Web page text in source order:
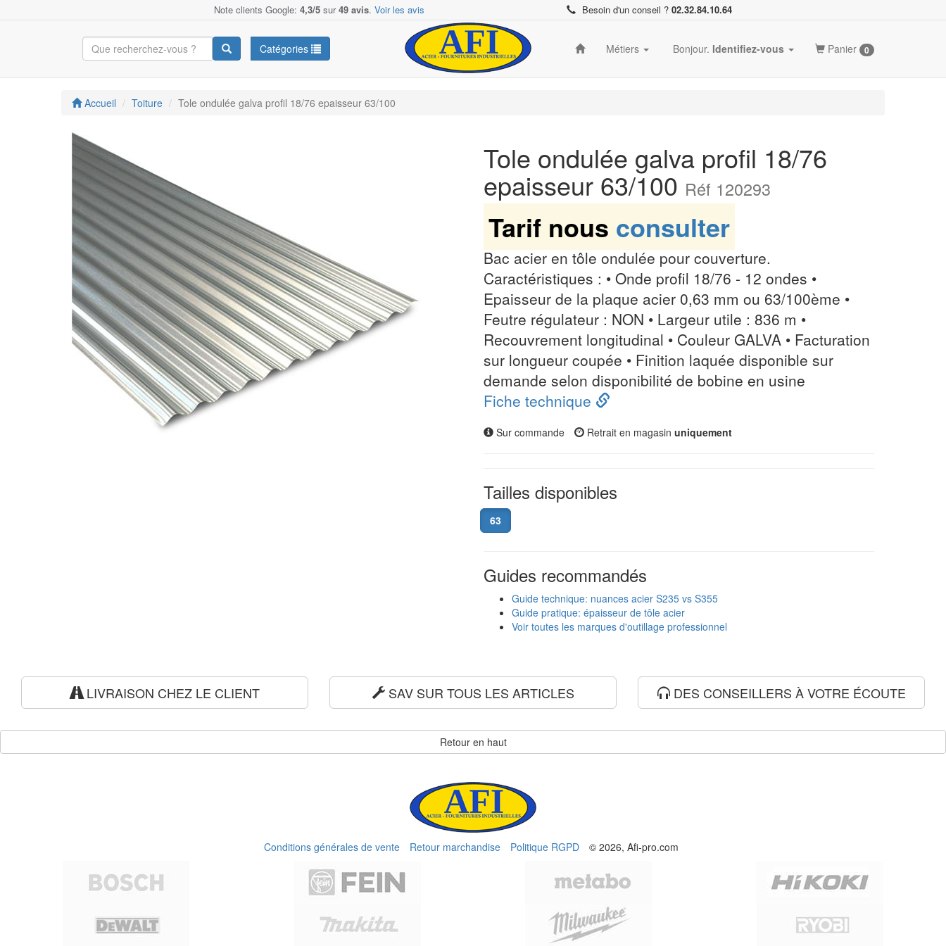
Note clients Google: 4,3/5 sur49 avis. Voir les avis Besoin d'un conseil ? 02.32.84.10.64
Catégories Métiers Bonjour. Identifiez-vous Panier 0
Accueil Toiture Tole ondulée galva profil 18/76 epaisseur 63/100
Tole ondulée galva profil 18/76
epaisseur 63/100 Réf 120293
Tarif nous consulter
Bac acier en tôle ondulée pour couverture.
Caractéristiques : • Onde profil 18/76 - 12 ondes •
Epaisseur de la plaque acier 0,63 mm ou 63/100ème •
Feutre régulateur : NON • Largeur utile : 836 m •
Recouvrement longitudinal • Couleur GALVA • Facturation
sur longueur coupée • Finition laquée disponible sur
demande selon disponibilité de bobine en usine
Fiche technique
Sur commande Retrait en magasin uniquement
Tailles disponibles
63
Guides recommandés
Guide technique: nuances acier S235 vs S355
Guide pratique: épaisseur de tôle acier
Voir toutes les marques d'outillage professionnel
LIVRAISON CHEZ LE CLIENT SAV SUR TOUS LES ARTICLES DES CONSEILLERS À VOTRE ÉCOUTE
Retour en haut
Conditions générales de vente Retour marchandise Politique RGPD © 2026, Afi-pro.com